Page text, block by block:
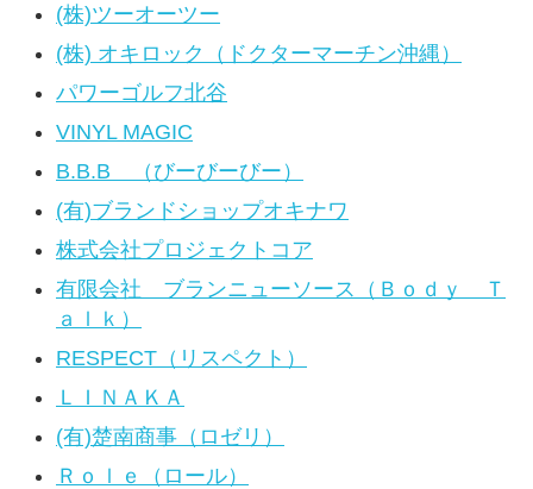
(株)ツーオーツー
(株) オキロック（ドクターマーチン沖縄）
パワーゴルフ北谷
VINYL MAGIC
B.B.B （びーびーびー）
(有)ブランドショップオキナワ
株式会社プロジェクトコア
有限会社 ブランニューソース（Ｂｏｄｙ Ｔ
ａｌｋ）
RESPECT（リスペクト）
ＬＩＮＡＫＡ
(有)楚南商事（ロゼリ）
Ｒｏｌｅ（ロール）